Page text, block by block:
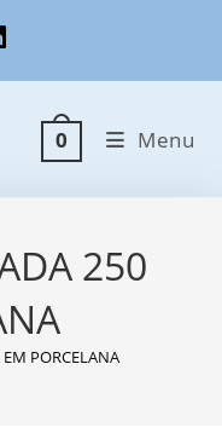
0 Menu
250
PORCELANA